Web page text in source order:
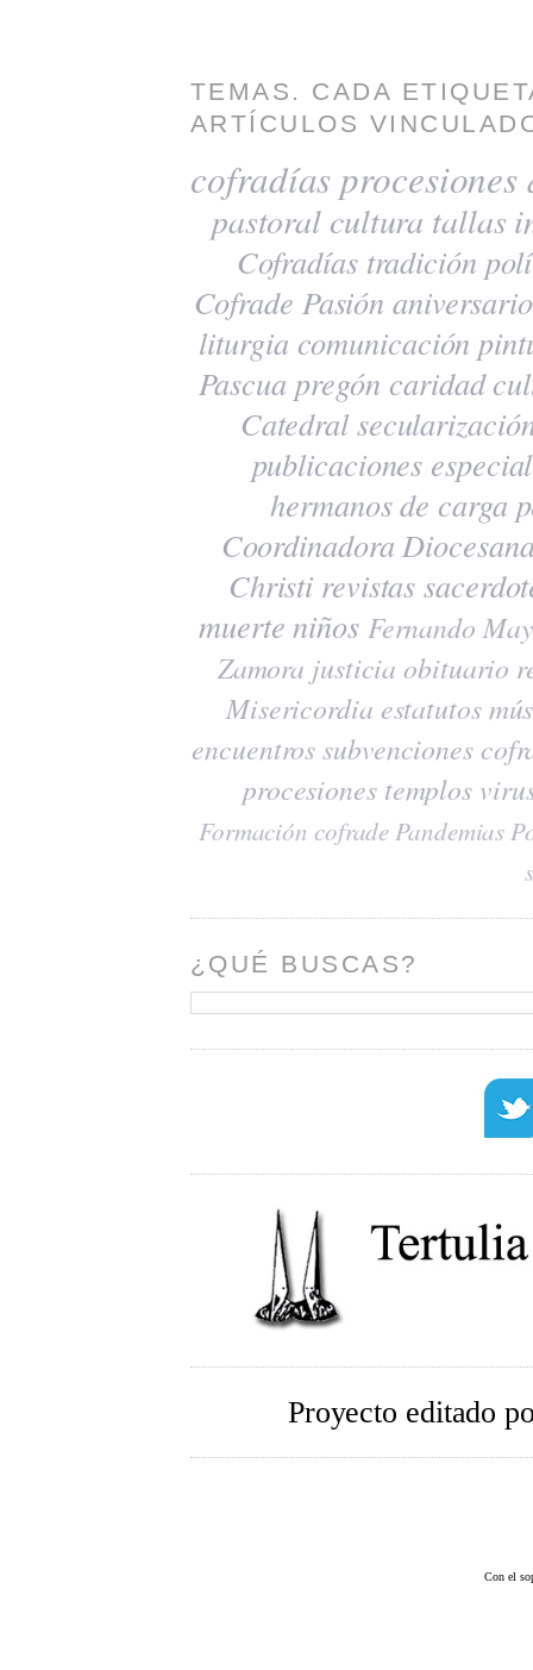
TEMAS. CADA
ARTÍCULOS
cofradías procesiones
pastoral cultura tallas
Cofradías tradición
Cofrade Pasión
liturgia comunicación
Pascua pregón caridad
Catedral
publicaciones
hermanos de carga
Coordinadora
Christi revistas
muerte niños Fernando
Zamora justicia obituario
Misericordia estatutos
encuentrossubvenciones
procesiones templos
Formación cofradePandemias
¿QUÉ BUSCAS?
Proyecto editado
Con el